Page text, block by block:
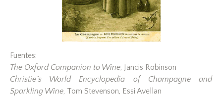
Fuentes:
The Oxford Companion to Wine, Jancis Robinson
Christie´s World Encyclopedia of Champagne and
Sparkling Wine, Tom Stevenson, Essi Avellan